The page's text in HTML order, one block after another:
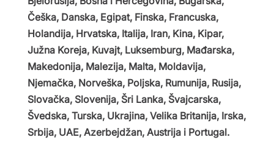
Češka, Danska, Egipat, Finska, Francuska,
Holandija, Hrvatska, Italija, Iran, Kina, Kipar,
Južna Koreja, Kuvajt, Luksemburg, Mađarska,
Makedonija, Malezija, Malta, Moldavija,
Njemačka, Norveška, Poljska, Rumunija, Rusija,
Slovačka, Slovenija, Šri Lanka, Švajcarska,
Švedska, Turska, Ukrajina, Velika Britanija, Irska,
Srbija, UAE, Azerbejdžan, Austrija i Portugal.